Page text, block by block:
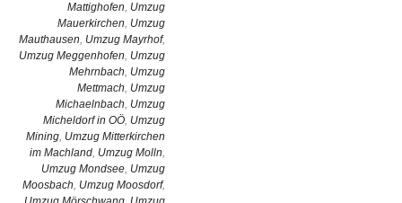
Mattighofen, Umzug
Mauerkirchen, Umzug
Mauthausen, Umzug Mayrhof,
Umzug Meggenhofen, Umzug
Mehrnbach, Umzug
Mettmach, Umzug
Michaelnbach, Umzug
Micheldorf in OÖ, Umzug
Mining, Umzug Mitterkirchen
im Machland, Umzug Molln,
Umzug Mondsee, Umzug
Moosbach, Umzug Moosdorf,